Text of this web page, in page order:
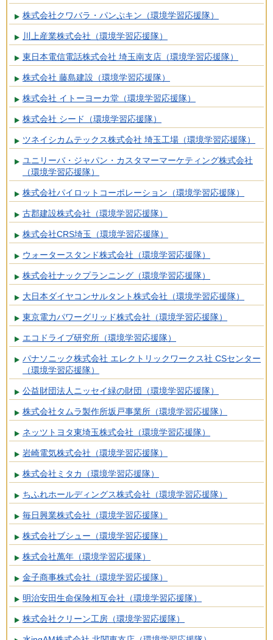
株式会社クワバラ・パンぷキン（環境学習応援隊）
川上産業株式会社（環境学習応援隊）
東日本電信電話株式会社 埼玉南支店（環境学習応援隊）
株式会社 藤島建設（環境学習応援隊）
株式会社 イトーヨーカ堂（環境学習応援隊）
株式会社 シード（環境学習応援隊）
ツネイシカムテックス株式会社 埼玉工場（環境学習応援隊）
ユニリーバ・ジャパン・カスタマーマーケティング株式会社
（環境学習応援隊）
株式会社パイロットコーポレーション（環境学習応援隊）
古郡建設株式会社（環境学習応援隊）
株式会社CRS埼玉（環境学習応援隊）
ウォータースタンド株式会社（環境学習応援隊）
株式会社ナックプランニング（環境学習応援隊）
大日本ダイヤコンサルタント株式会社（環境学習応援隊）
東京電力パワーグリッド株式会社（環境学習応援隊）
エコドライブ研究所（環境学習応援隊）
パナソニック株式会社 エレクトリックワークス社 CSセンター
（環境学習応援隊）
公益財団法人ニッセイ緑の財団（環境学習応援隊）
株式会社タムラ製作所坂戸事業所（環境学習応援隊）
ネッツトヨタ東埼玉株式会社（環境学習応援隊）
岩崎電気株式会社（環境学習応援隊）
株式会社ミタカ（環境学習応援隊）
ちふれホールディングス株式会社（環境学習応援隊）
毎日興業株式会社（環境学習応援隊）
株式会社ブシュー（環境学習応援隊）
株式会社萬年（環境学習応援隊）
金子商事株式会社（環境学習応援隊）
明治安田生命保険相互会社（環境学習応援隊）
株式会社クリーン工房（環境学習応援隊）